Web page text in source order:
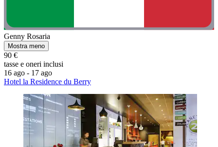
Genny Rosaria
Mostra meno
90 €
tasse e oneri inclusi
16 ago - 17 ago
Hotel la Residence du Berry